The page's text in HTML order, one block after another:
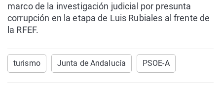
marco de la investigación judicial por presunta
corrupción en la etapa de Luis Rubiales al frente de
la RFEF.
turismo Junta de Andalucía PSOE-A